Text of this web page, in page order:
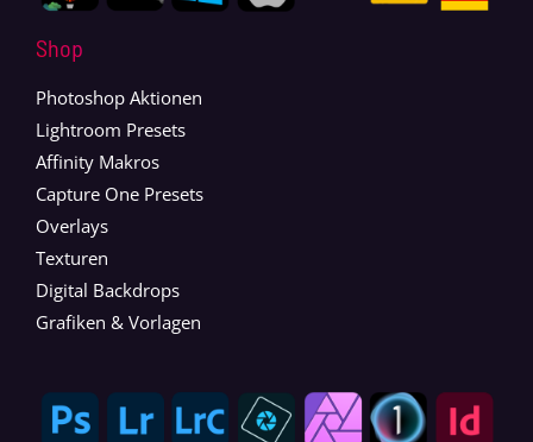
Shop
Photoshop Aktionen
Lightroom Presets
Affinity Makros
Capture One Presets
Overlays
Texturen
Digital Backdrops
Grafiken & Vorlagen